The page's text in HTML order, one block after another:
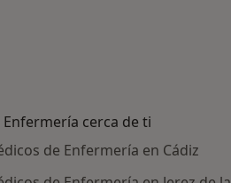
cerca de ti
de Enfermería en Cádiz